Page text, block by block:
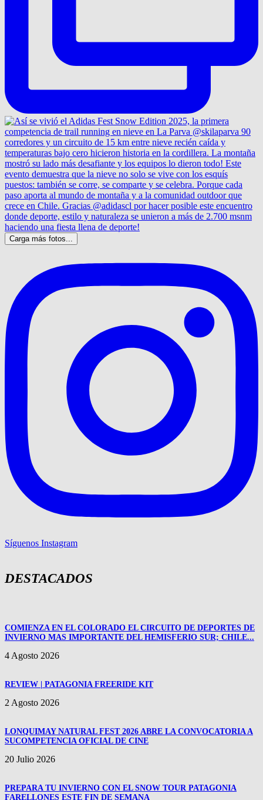
Carga más fotos...
Síguenos Instagram
DESTACADOS
COMIENZA EN EL COLORADO EL CIRCUITO DE DEPORTES DE
INVIERNO MAS IMPORTANTE DEL HEMISFERIO SUR; CHILE...
4 Agosto 2026
REVIEW | PATAGONIA FREERIDE KIT
2 Agosto 2026
LONQUIMAY NATURAL FEST 2026 ABRE LA CONVOCATORIA A
SUCOMPETENCIA OFICIAL DE CINE
20 Julio 2026
PREPARA TU INVIERNO CON EL SNOW TOUR PATAGONIA
FARELLONES ESTE FIN DE SEMANA